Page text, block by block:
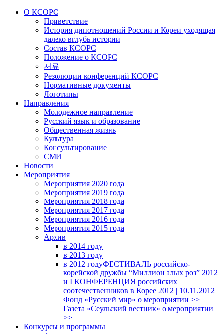
О КСОРС
Приветствие
История дипотношений России и Кореи уходящая
далеко вглубь истории
Состав КСОРС
Положение о КСОРС
서류
Резолюции конференций КСОРС
Нормативные документы
Логотипы
Направления
Молодежное направление
Русский язык и образование
Общественная жизнь
Культура
Консультирование
СМИ
Новости
Мероприятия
Мероприятия 2020 года
Мероприятия 2019 года
Мероприятия 2018 годa
Мероприятия 2017 года
Мероприятия 2016 года
Мероприятия 2015 года
Архив
в 2014 году
в 2013 году
в 2012 годуФЕСТИВАЛЬ российско-
корейской дружбы “Миллион алых роз” 2012
и I КОНФЕРЕНЦИЯ российских
соотечественников в Корее 2012 | 10.11.2012
Фонд «Русский мир» о мероприятии >>
Газета «Сеульский вестник» о мероприятии
>>
Конкурсы и программы